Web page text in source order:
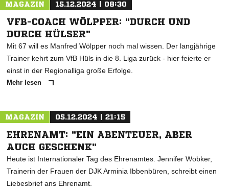
MAGAZIN 15.12.2024 | 08:30
VFB-COACH WÖLPPER: "DURCH UND
DURCH HÜLSER"
Mit 67 will es Manfred Wölpper noch mal wissen. Der langjährige
Trainer kehrt zum VfB Hüls in die 8. Liga zurück - hier feierte er
einst in der Regionalliga große Erfolge.
Mehr lesen
MAGAZIN 05.12.2024 | 21:15
EHRENAMT: "EIN ABENTEUER, ABER
AUCH GESCHENK"
Heute ist Internationaler Tag des Ehrenamtes. Jennifer Wobker,
Trainerin der Frauen der DJK Arminia Ibbenbüren, schreibt einen
Liebesbrief ans Ehrenamt.